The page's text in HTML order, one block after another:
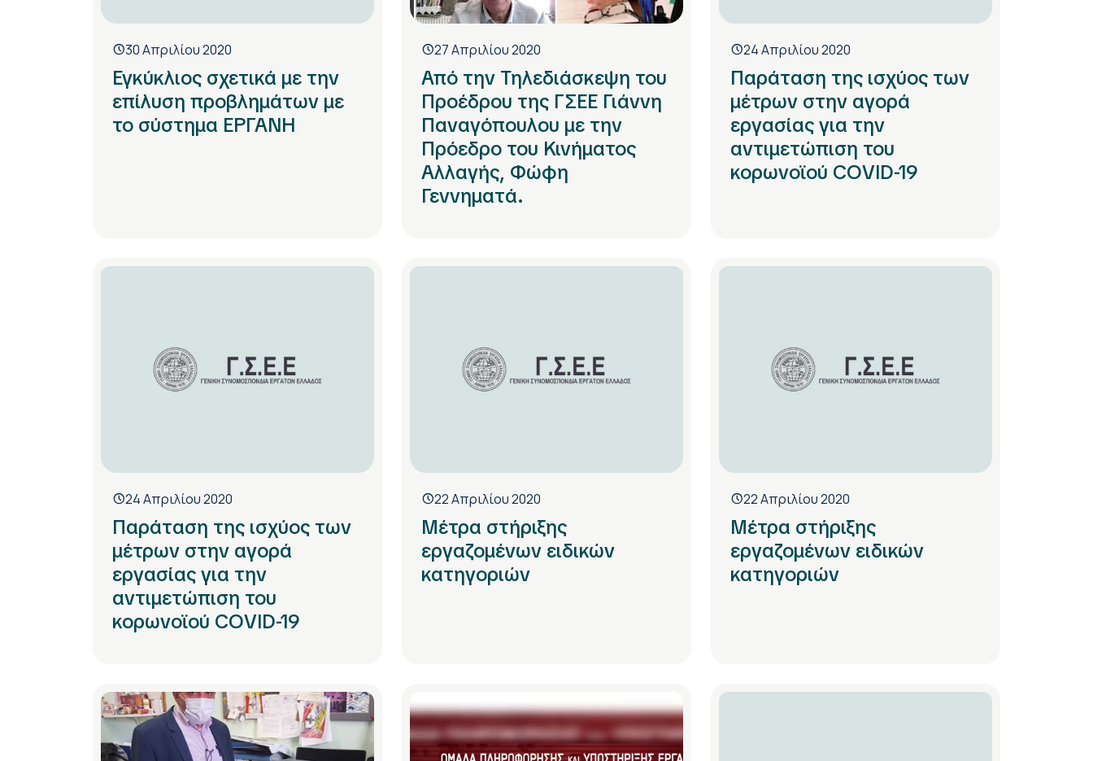
30 Απριλίου 2020
Εγκύκλιος σχετικά με την
επίλυση προβλημάτων με
το σύστημα ΕΡΓΑΝΗ
27 Απριλίου 2020
Από την Τηλεδιάσκεψη του
Προέδρου της ΓΣΕΕ Γιάννη
Παναγόπουλου με την
Πρόεδρο του Κινήματος
Αλλαγής, Φώφη
Γεννηματά.
24 Απριλίου 2020
Παράταση της ισχύος των
μέτρων στην αγορά
εργασίας για την
αντιμετώπιση του
κορωνοϊού COVID-19
24 Απριλίου 2020
Παράταση της ισχύος των
μέτρων στην αγορά
εργασίας για την
αντιμετώπιση του
κορωνοϊού COVID-19
22 Απριλίου 2020
Μέτρα στήριξης
εργαζομένων ειδικών
κατηγοριών
22 Απριλίου 2020
Μέτρα στήριξης
εργαζομένων ειδικών
κατηγοριών